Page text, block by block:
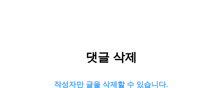
댓글 삭제
작성자만 글을 삭제할 수 있습니다.